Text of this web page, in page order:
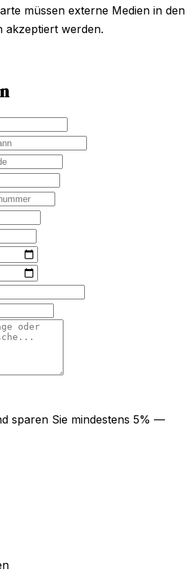
müssen externe Medien in den
akzeptiert werden.
sparen Sie mindestens 5% —